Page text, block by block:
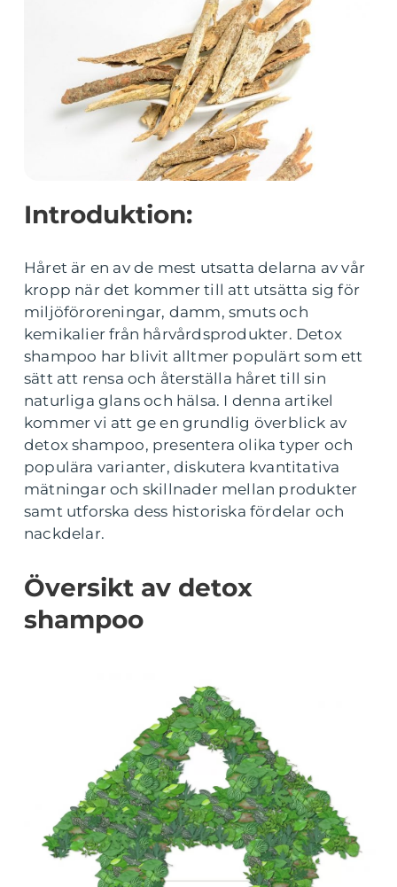
Introduktion:
Håret är en av de mest utsatta delarna av vår
kropp när det kommer till att utsätta sig för
miljöföroreningar, damm, smuts och
kemikalier från hårvårdsprodukter. Detox
shampoo har blivit alltmer populärt som ett
sätt att rensa och återställa håret till sin
naturliga glans och hälsa. I denna artikel
kommer vi att ge en grundlig överblick av
detox shampoo, presentera olika typer och
populära varianter, diskutera kvantitativa
mätningar och skillnader mellan produkter
samt utforska dess historiska fördelar och
nackdelar.
Översikt av detox
shampoo